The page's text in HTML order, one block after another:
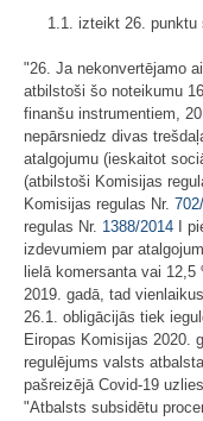
1.1. izteikt 26. punktu
"26. Ja nekonvertējamo
atbilstoši šo noteikumu
finanšu instrumentiem,
nepārsniedz divas
atalgojumu (ieskaitot
(atbilstoši Komisijas
Komisijas regulas Nr.
regulas Nr. 1388/2014 I
izdevumiem par
lielā komersanta vai
2019. gadā, tad
26.1. obligācijās tiek
Eiropas Komisijas 2020.
regulējums valsts
pašreizējā Covid-19
"Atbalsts subsidētu